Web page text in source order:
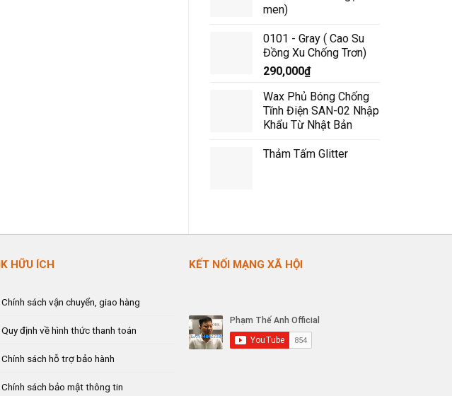
men)
0101 - Gray ( Cao Su
Đồng Xu Chống Trơn)
290,000₫
Wax Phủ Bóng Chống
Tĩnh Điện SAN-02 Nhập
Khẩu Từ Nhật Bản
Thảm Tấm Glitter
HỮU ÍCH
Chính sách vận chuyển, giao hàng
Quy định về hình thức thanh toán
Chính sách hỗ trợ bảo hành
Chính sách bảo mật thông tin
KẾT NỐI MẠNG XÃ HỘI